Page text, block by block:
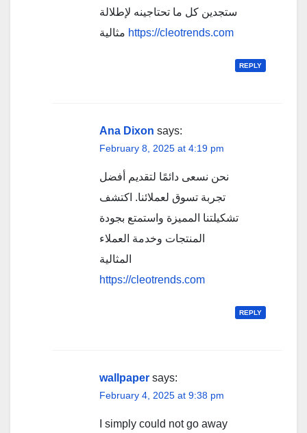
ستجدين كل ما تحتاجينه لإطلالة
https://cleotrends.com
REPLY
Ana Dixon says:
February 8, 2025 at 4:19 pm
نحن نسعى دائمًا لتقديم أفضل
تجربة تسوق لعملائنا. اكتشف
تشكيلتنا المميزة واستمتع بجودة
المنتجات وخدمة العملاء
المثالية
https://cleotrends.com
REPLY
wallpaper says:
February 4, 2025 at 9:38 pm
I simply could not go away